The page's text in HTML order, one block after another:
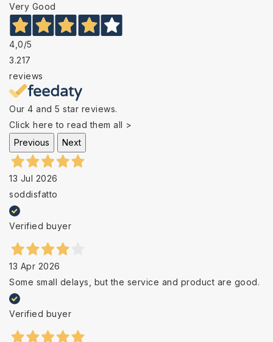
Very Good
4,0/5
3.217
reviews
Our 4 and 5 star reviews.
Click here to read them all >
Previous
Next
13 Jul 2026
soddisfatto
Verified buyer
13 Apr 2026
Some small delays, but the service and product are good.
Verified buyer